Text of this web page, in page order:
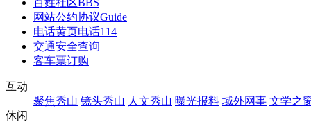
网站公约协议Guide
电话黄页电话114
交通安全查询
客车票订购
互动
聚焦秀山 镜头秀山 人文秀山 曝光报料 域外网事 文学之
休闲